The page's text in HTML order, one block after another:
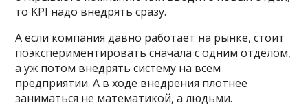
то KPI надо внедрять сразу.
А если компания давно работает на рынке, стоит
поэкспериментировать сначала с одним отделом,
а уж потом внедрять систему на всем
предприятии. А в ходе внедрения плотнее
заниматься не математикой, а людьми.